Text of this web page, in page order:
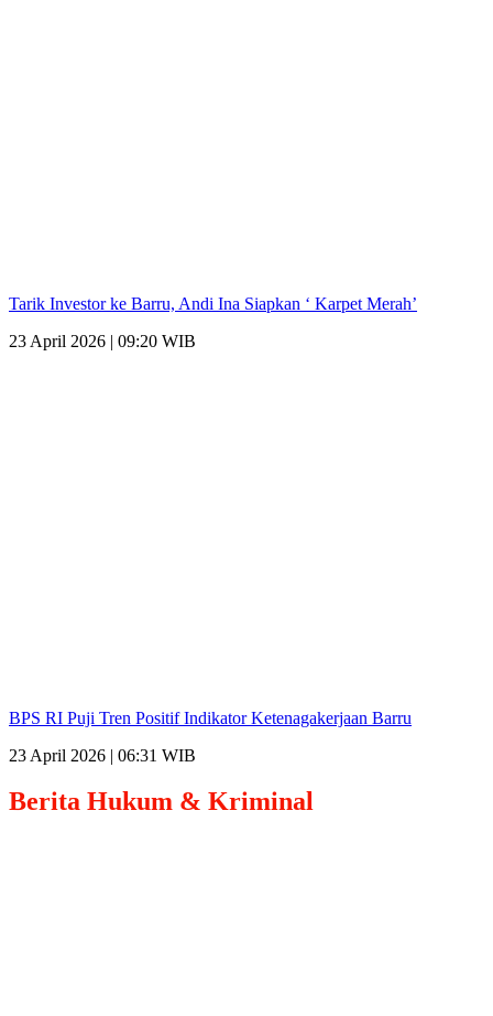
Tarik Investor ke Barru, Andi Ina Siapkan ‘ Karpet Merah’
23 April 2026 | 09:20 WIB
BPS RI Puji Tren Positif Indikator Ketenagakerjaan Barru
23 April 2026 | 06:31 WIB
Berita Hukum & Kriminal